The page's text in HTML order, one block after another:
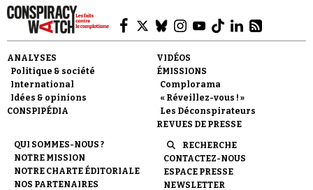
ANALYSES
Politique & société
International
Idées & opinions
CONSPIPÉDIA
VIDÉOS
ÉMISSIONS
Complorama
« Réveillez-vous ! »
Les Déconspirateurs
REVUES DE PRESSE
QUI SOMMES-NOUS ?
NOTRE MISSION
NOTRE CHARTE ÉDITORIALE
NOS PARTENAIRES
RECHERCHE
CONTACTEZ-NOUS
ESPACE PRESSE
NEWSLETTER